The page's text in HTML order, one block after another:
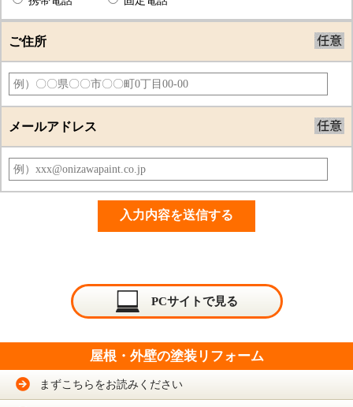
ご住所
メールアドレス
PCサイトで見る
屋根・外壁の塗装リフォーム
まずこちらをお読みください